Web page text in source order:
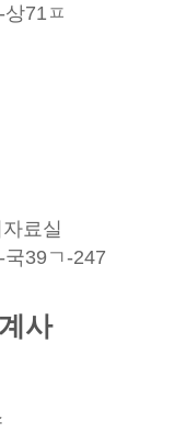
71ㅍ
료실
39ㄱ-247
사